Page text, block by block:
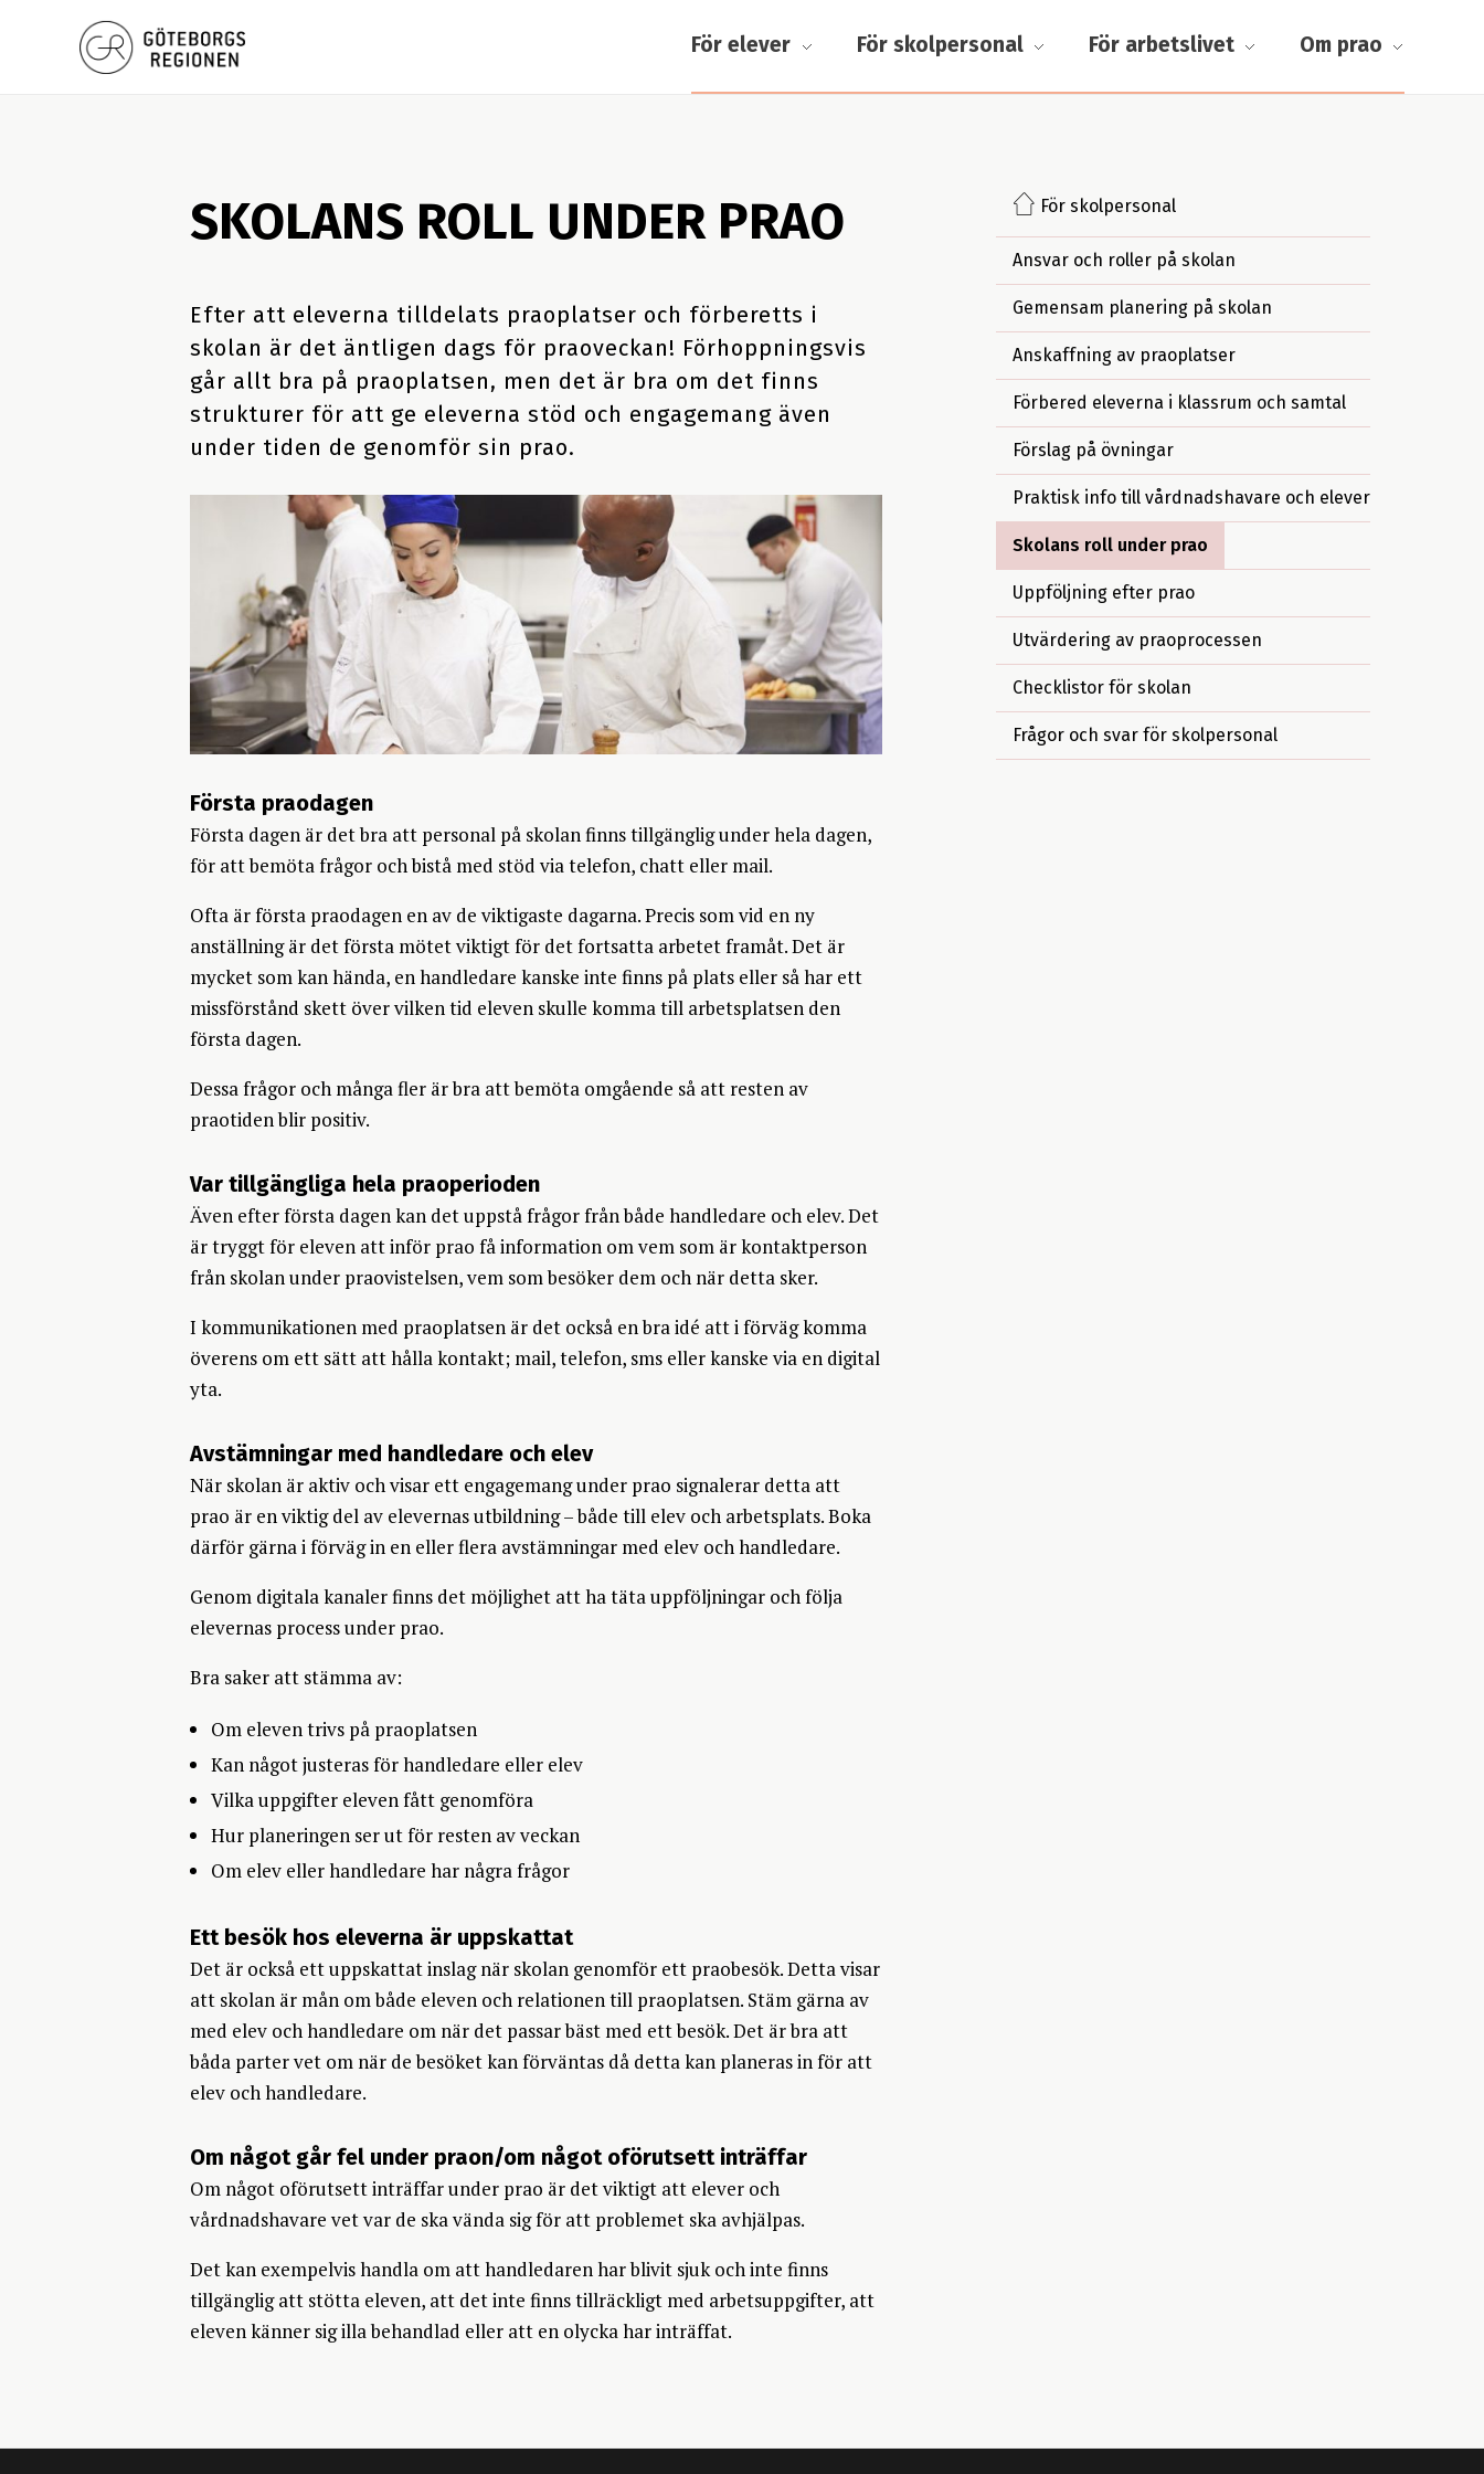
För elever För skolpersonal För arbetslivet Om prao
SKOLANS ROLL UNDER PRAO
Efter att eleverna tilldelats praoplatser och förberetts i
skolan är det äntligen dags för praoveckan! Förhoppningsvis
går allt bra på praoplatsen, men det är bra om det finns
strukturer för att ge eleverna stöd och engagemang även
under tiden de genomför sin prao.
Första praodagen
Första dagen är det bra att personal på skolan finns tillgänglig under hela dagen,
för att bemöta frågor och bistå med stöd via telefon, chatt eller mail.
Ofta är första praodagen en av de viktigaste dagarna. Precis som vid en ny
anställning är det första mötet viktigt för det fortsatta arbetet framåt. Det är
mycket som kan hända, en handledare kanske inte finns på plats eller så har ett
missförstånd skett över vilken tid eleven skulle komma till arbetsplatsen den
första dagen.
Dessa frågor och många fler är bra att bemöta omgående så att resten av
praotiden blir positiv.
Var tillgängliga hela praoperioden
Även efter första dagen kan det uppstå frågor från både handledare och elev. Det
är tryggt för eleven att inför prao få information om vem som är kontaktperson
från skolan under praovistelsen, vem som besöker dem och när detta sker.
I kommunikationen med praoplatsen är det också en bra idé att i förväg komma
överens om ett sätt att hålla kontakt; mail, telefon, sms eller kanske via en digital
yta.
Avstämningar med handledare och elev
När skolan är aktiv och visar ett engagemang under prao signalerar detta att
prao är en viktig del av elevernas utbildning – både till elev och arbetsplats. Boka
därför gärna i förväg in en eller flera avstämningar med elev och handledare.
Genom digitala kanaler finns det möjlighet att ha täta uppföljningar och följa
elevernas process under prao.
Bra saker att stämma av:
Om eleven trivs på praoplatsen
Kan något justeras för handledare eller elev
Vilka uppgifter eleven fått genomföra
Hur planeringen ser ut för resten av veckan
Om elev eller handledare har några frågor
Ett besök hos eleverna är uppskattat
Det är också ett uppskattat inslag när skolan genomför ett praobesök. Detta visar
att skolan är mån om både eleven och relationen till praoplatsen. Stäm gärna av
med elev och handledare om när det passar bäst med ett besök. Det är bra att
båda parter vet om när de besöket kan förväntas då detta kan planeras in för att
elev och handledare.
Om något går fel under praon/om något oförutsett inträffar
Om något oförutsett inträffar under prao är det viktigt att elever och
vårdnadshavare vet var de ska vända sig för att problemet ska avhjälpas.
Det kan exempelvis handla om att handledaren har blivit sjuk och inte finns
tillgänglig att stötta eleven, att det inte finns tillräckligt med arbetsuppgifter, att
eleven känner sig illa behandlad eller att en olycka har inträffat.
För skolpersonal
Ansvar och roller på skolan
Gemensam planering på skolan
Anskaffning av praoplatser
Förbered eleverna i klassrum och samtal
Förslag på övningar
Praktisk info till vårdnadshavare och elever
Skolans roll under prao
Uppföljning efter prao
Utvärdering av praoprocessen
Checklistor för skolan
Frågor och svar för skolpersonal